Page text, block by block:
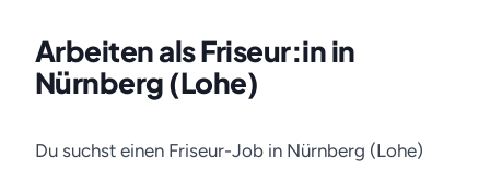
Arbeiten als Friseur:in in
Nürnberg (Lohe)
Du suchst einen Friseur-Job in Nürnberg (Lohe)